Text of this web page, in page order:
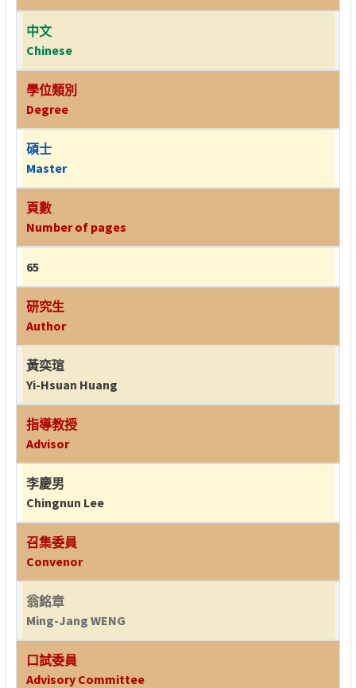
中文
Chinese
學位類別
Degree
碩士
Master
頁數
Number of pages
65
研究生
Author
黃奕瑄
Yi-Hsuan Huang
指導教授
Advisor
李慶男
Chingnun Lee
召集委員
Convenor
翁銘章
Ming-Jang WENG
口試委員
Advisory Committee